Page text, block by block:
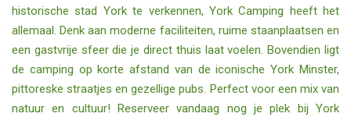
historische stad York te verkennen, York Camping heeft het
allemaal. Denk aan moderne faciliteiten, ruime staanplaatsen en
een gastvrije sfeer die je direct thuis laat voelen. Bovendien ligt
de camping op korte afstand van de iconische York Minster,
pittoreske straatjes en gezellige pubs. Perfect voor een mix van
natuur en cultuur! Reserveer vandaag nog je plek bij York